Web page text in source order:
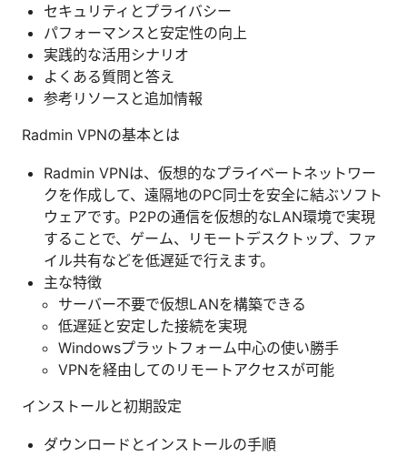
セキュリティとプライバシー
パフォーマンスと安定性の向上
実践的な活用シナリオ
よくある質問と答え
参考リソースと追加情報
Radmin VPNの基本とは
Radmin VPNは、仮想的なプライベートネットワー
クを作成して、遠隔地のPC同士を安全に結ぶソフト
ウェアです。P2Pの通信を仮想的なLAN環境で実現
することで、ゲーム、リモートデスクトップ、ファ
イル共有などを低遅延で行えます。
主な特徴
サーバー不要で仮想LANを構築できる
低遅延と安定した接続を実現
Windowsプラットフォーム中心の使い勝手
VPNを経由してのリモートアクセスが可能
インストールと初期設定
ダウンロードとインストールの手順